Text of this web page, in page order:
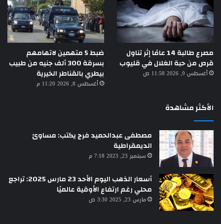
مصرع طالبة 14 عامًا إثر تناول
قرص من حبة الغلال في قليوب
أغسطس 9, 2026 11:58 ص
ضبط 5 متهمين لاتهامهم
بسرقة 300 ألف جنيه من طبيب
بيطري بالقناطر الخيرية
أغسطس 8, 2026 11:20 م
الأكثر مشاهدة
مصطفى عبدالحميد فرج يكتب: مساوئ
الديمقراطية
سبتمبر 23, 2023 7:18 م
أسعار الذهب اليوم الأحد 23 مارس 2025: تراجع
محلي رغم ارتفاع الأوقية عالميًا
مارس 23, 2025 3:30 ص